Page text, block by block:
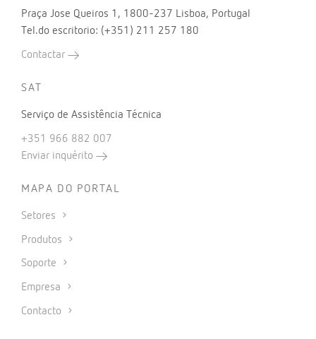
Praça Jose Queiros 1, 1800-237 Lisboa, Portugal
Tel.do escritorio: (+351) 211 257 180
Contactar
SAT
Serviço de Assistência Técnica
+351 966 882 007
Enviar inquérito
MAPA DO PORTAL
Setores
Produtos
Soporte
Empresa
Contacto